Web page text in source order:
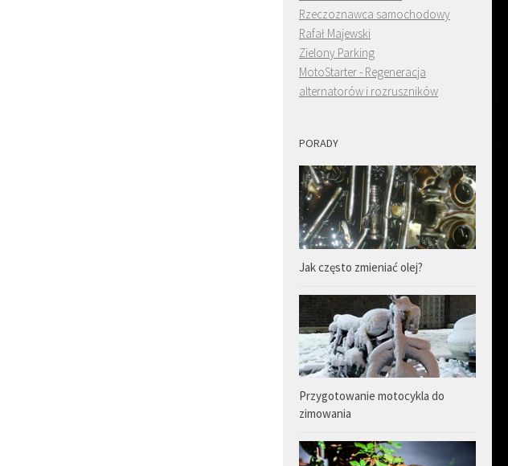
Rzeczoznawca samochodowy
Rafał Majewski
Zielony Parking
MotoStarter - Regeneracja
alternatorów i rozruszników
PORADY
Jak często zmieniać olej?
Przygotowanie motocykla do
zimowania